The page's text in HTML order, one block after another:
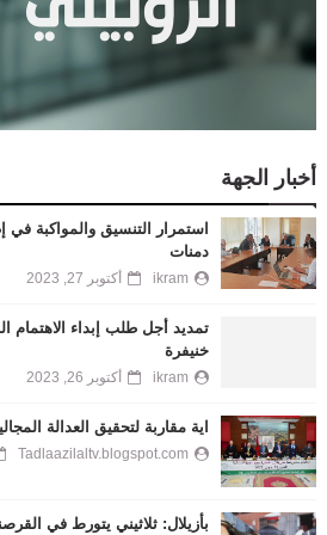
أخبار الجهة
استمرار التنسيق والمواكبة في
دمنات
ikram أكتوبر 27, 2023
تمديد أجل طلب إبداء الاهتمام
خنيفرة
ikram أكتوبر 26, 2023
اية مقاربة لتحقيق العدالة
Tadlaazilaltv.blogspot.com
بأزيلال: ثلاثيني يتورط في